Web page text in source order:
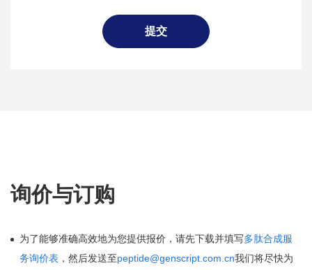
提交
询价与订购
为了能够准确高效地为您提供报价，请先下载并填写多肽合成服
务询价表 ，然后发送至peptide@genscript.com.cn我们将尽快为